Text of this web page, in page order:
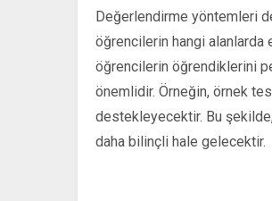
Değerlendirme yöntemleri
öğrencilerin hangi alanlarda
öğrencilerin öğrendiklerini
önemlidir. Örneğin, örnek
destekleyecektir. Bu
daha bilinçli hale gelecektir.